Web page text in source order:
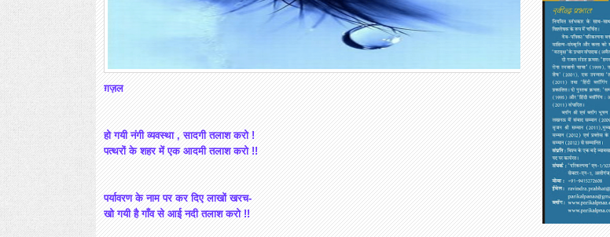
ग़ज़ल
होगयी नंगी व्यवस्था , सादगी तलाश करो !
पत्थरों के शहर में एक आदमी तलाश करो !!
पर्यावरणके नाम पर कर दिए लाखों खरच-
खो गयी है गाँव से आई नदी तलाश करो !!